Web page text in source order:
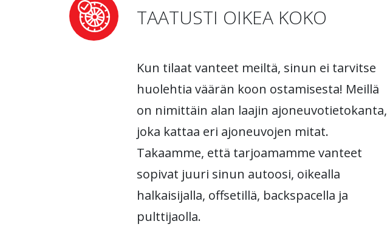
TAATUSTI OIKEA KOKO
Kun tilaat vanteet meiltä, sinun ei tarvitse
huolehtia väärän koon ostamisesta! Meillä
on nimittäin alan laajin ajoneuvotietokanta,
joka kattaa eri ajoneuvojen mitat.
Takaamme, että tarjoamamme vanteet
sopivat juuri sinun autoosi, oikealla
halkaisijalla, offsetillä, backspacella ja
pulttijaolla.